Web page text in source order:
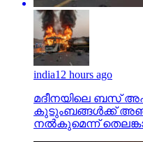
india12 hours ago
മദീനയിലെ ബസ്
കുടുംബങ്ങള്‍ക്ക്
നല്‍കുമെന്ന്